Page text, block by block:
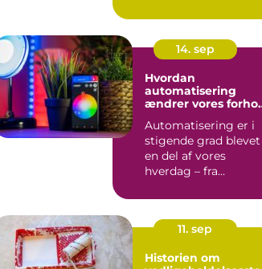
14. sep
Hvordan
automatisering
ændrer vores
Automatisering er i
stigende grad blevet
en del af vores
hverdag – fra
11. sep
Historien om